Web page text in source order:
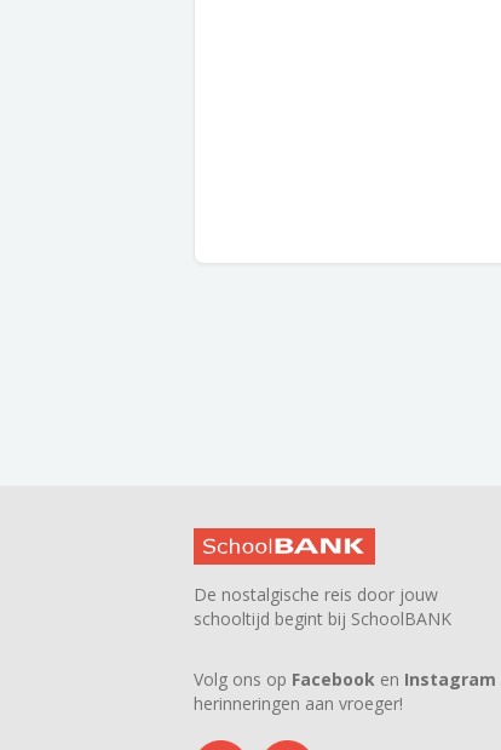
De nostalgische reis door jouw
schooltijd begint bij SchoolBANK
Volg ons op Facebook en Instagram
herinneringen aan vroeger!